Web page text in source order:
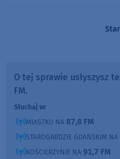
O tej sprawie usłyszysz
FM.
Słuchaj w:
MIASTKU NA 87,8 FM
STAROGARDZIE GDAŃSKIM NA
KOŚCIERZYNIE NA 91,7 FM